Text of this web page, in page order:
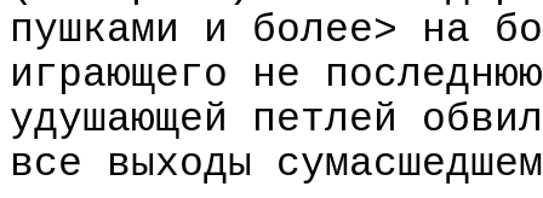
пушками и более> на
играющего не
удушающей петлей
все выходы